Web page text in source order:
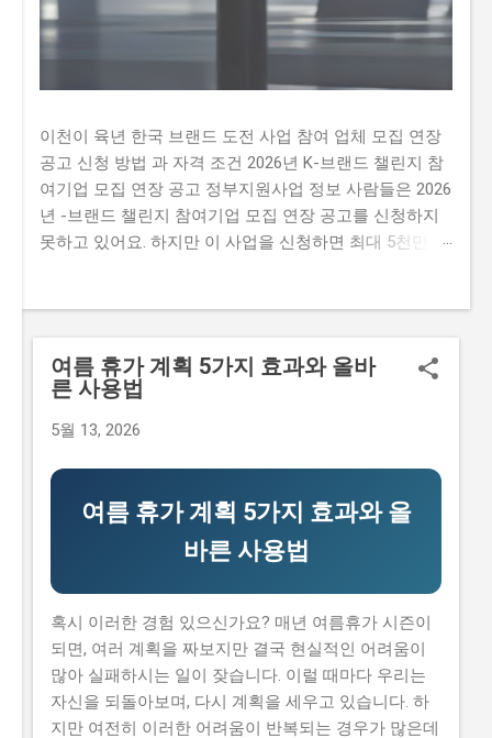
이천이 육년 한국 브랜드 도전 사업 참여 업체 모집 연장
공고 신청 방법 과 자격 조건 2026년 K-브랜드 챌린지 참
여기업 모집 연장 공고 정부지원사업 정보 사람들은 2026
년 -브랜드 챌린지 참여기업 모집 연장 공고를 신청하지
못하고 있어요. 하지만 이 사업을 신청하면 최대 5천만 원
롭다는 생각이 많이 있습니다. 둘째, 지원금액이 많지 않
아 실질적인 도움이 되지 않을 것이라는 생각이 있습니다.
마지막으로,신청 방법이 복잡하여 접수하기 어렵다는 생
에서는 2026년 -브랜드 챌린지 참여기업 모집 연장 공고
를 신청할 수 있는 방법과 자격요건을 구체적으로 설명하
설명하겠습니다. 따라서 이 글을 읽고 2026년 -브랜드 챌
린지 참여기업 모집 연장 공고를 신청하여 소상공인 지원
금 을 받으세요. 📋 목차 이 사업, 정말 받을 수 있을까? 신
청 자격과 준비물 지원 내용과 실제 혜택 단계별 신청 방
법 탈락하는 이유와 합격 전략 지금 신청하러 가기 이 사
업, 정말 받을 수 있을까? 이 사업이 뭔지, 지원 규모, 연간
선발 인원, 경쟁률 2026년 -브랜드 챌린지 참여기업 모집
여름 휴가 계획 5가지 효과와 올바
른 사용법
5월 13, 2026
여름 휴가 계획 5가지 효과와 올
바른 사용법
혹시 이러한 경험 있으신가요? 매년 여름휴가 시즌이
되면, 여러 계획을 짜보지만 결국 현실적인 어려움이
많아 실패하시는 일이 잦습니다. 이럴 때마다 우리는
자신을 되돌아보며, 다시 계획을 세우고 있습니다. 하
지만 여전히 이러한 어려움이 반복되는 경우가 많은데